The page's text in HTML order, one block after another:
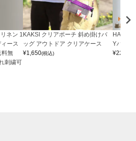
ネン 1
ース
料無
刺繍可
KAKSI クリアポーチ 斜め掛けバ
ッグ アウトドア クリアケース
¥1,650(税込)
Yバッグ
¥22,000